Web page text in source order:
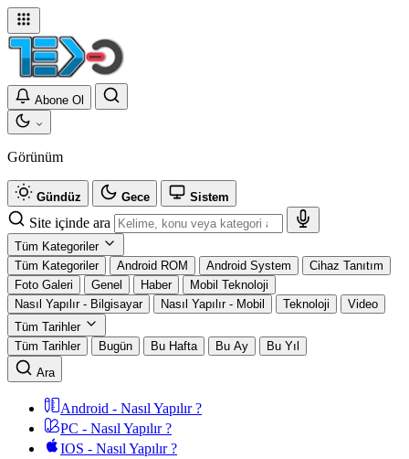
Abone Ol
Görünüm
Gündüz Gece Sistem
Site içinde ara
Tüm Kategoriler
Tüm Kategoriler
Android ROM Android System
Cihaz Tanıtım
Foto Galeri
Genel Haber
Mobil Teknoloji
Nasıl Yapılır - Bilgisayar
Nasıl Yapılır - Mobil Teknoloji
Video
Tüm Tarihler
Tüm Tarihler
Bugün Bu Hafta Bu Ay
Bu Yıl
Ara
Android - Nasıl Yapılır ?
PC - Nasıl Yapılır ?
IOS - Nasıl Yapılır ?